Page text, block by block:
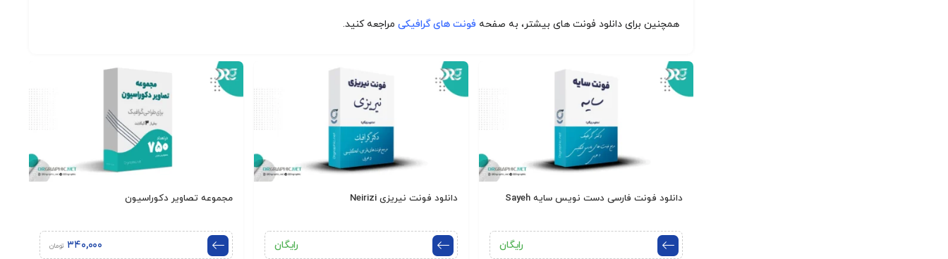
همچنین برای دانلود فونت های بیشتر، به صفحه فونت های گرافیکی مراجعه کنید.
دانلود فونت فارسی دست نویس سایه Sayeh
رایگان
دانلود فونت نیریزی Neirizi
رایگان
مجموعه تصاویر دکوراسیون
۳۴۰,۰۰۰ تومان